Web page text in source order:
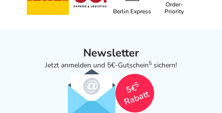
Berlin Express
Order-
Priority
Newsletter
Jetzt anmelden und 5€-Gutschein5 sichern!
5€
5
Rabatt